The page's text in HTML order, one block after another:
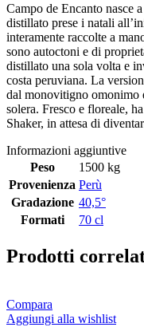
Campo de Encanto nasce
distillato prese i natali
interamente raccolte a
sono autoctoni e di
distillato una sola volta e
costa peruviana. La
dal monovitigno omonimo
solera. Fresco e floreale,
Shaker, in attesa di
Informazioni aggiuntive
Peso
1500 kg
Provenienza Perù
Gradazione 40,5°
Formati
70 cl
Prodotti
Compara
Aggiungi alla wishlist